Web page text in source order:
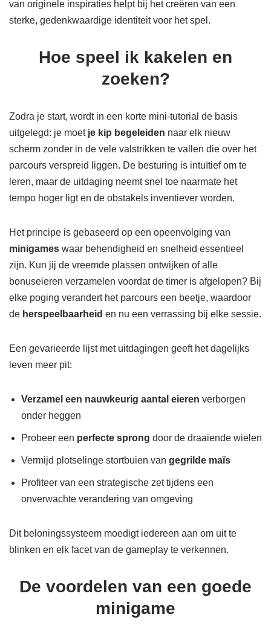
van originele inspiraties helpt bij het creëren van een
sterke, gedenkwaardige identiteit voor het spel.
Hoe speel ik kakelen en
zoeken?
Zodra je start, wordt in een korte mini-tutorial de basis
uitgelegd: je moet je kip begeleiden naar elk nieuw
scherm zonder in de vele valstrikken te vallen die over het
parcours verspreid liggen. De besturing is intuïtief om te
leren, maar de uitdaging neemt snel toe naarmate het
tempo hoger ligt en de obstakels inventiever worden.
Het principe is gebaseerd op een opeenvolging van
minigames waar behendigheid en snelheid essentieel
zijn. Kun jij de vreemde plassen ontwijken of alle
bonuseieren verzamelen voordat de timer is afgelopen? Bij
elke poging verandert het parcours een beetje, waardoor
de herspeelbaarheid en nu een verrassing bij elke sessie.
Een gevarieerde lijst met uitdagingen geeft het dagelijks
leven meer pit:
Verzamel een nauwkeurig aantal eieren verborgen
onder heggen
Probeer een perfecte sprong door de draaiende wielen
Vermijd plotselinge stortbuien van gegrilde maïs
Profiteer van een strategische zet tijdens een
onverwachte verandering van omgeving
Dit beloningssysteem moedigt iedereen aan om uit te
blinken en elk facet van de gameplay te verkennen.
De voordelen van een goede
minigame